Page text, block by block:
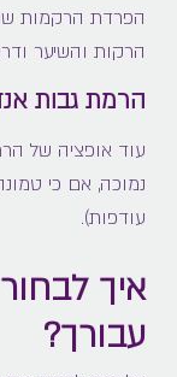
הפרדת הרקמות
הרקות והשיער
הרמת גבות
עוד אופציה של
נמוכה, אם כי
עודפות).
איך
עבורך?